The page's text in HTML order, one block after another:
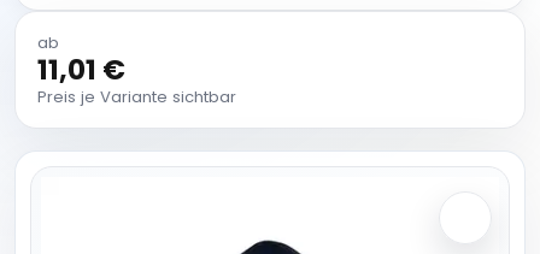
ab
11,01 €
Preis je Variante sichtbar